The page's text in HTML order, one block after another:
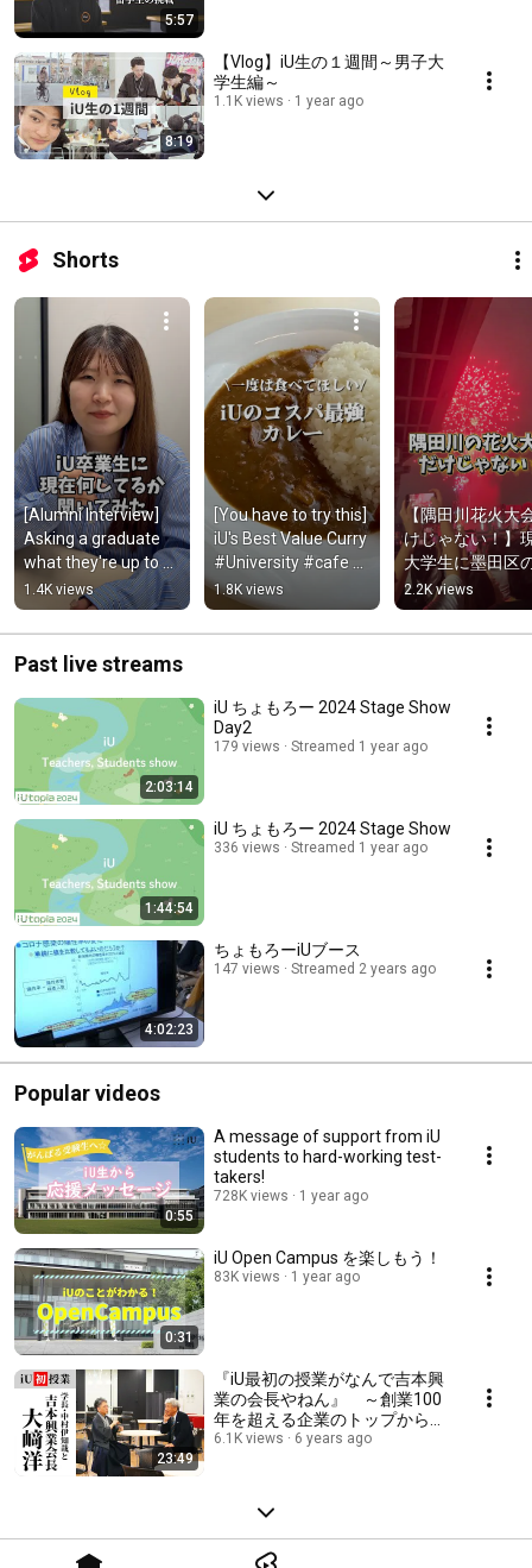
5:57
8:19
【Vlog】iU生の１週間～男子大
学生編～
1.1K views 1 year ago
Shorts
[Alumni Interview]
Asking a graduate
what they're up to
now! #University
#WorkingProfession
al
1.4K views
[You have to try this]
iU's Best Value Curry
#University #cafe
#curry
1.8K views
【隅田川花火大
けじゃない！】
大学生に墨田区
きなところ聞い
た！#大学生 #
2.2K views
Past live streams
2:03:14
iU ちょもろー 2024 Stage Show
Day2
179 views Streamed 1 year ago
1:44:54
iU ちょもろー 2024 Stage Show
336 views Streamed 1 year ago
4:02:23
ちょもろーiUブース
147 views Streamed 2 years ago
Popular videos
0:55
A message of support from iU
students to hard-working test-
takers!
728K views 1 year ago
0:31
iU Open Campus を楽しもう！
83K views 1 year ago
23:49
『iU最初の授業がなんで吉本興
業の会長やねん』 ～創業100
年を超える企業のトップから学
ぶ～
6.1K views 6 years ago